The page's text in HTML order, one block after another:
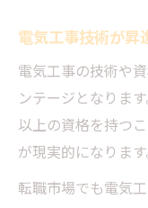
電気工事技術が昇
電気工事の技術や
ンテージとなりま
以上の資格を持つ
が現実的になります
転職市場でも電気